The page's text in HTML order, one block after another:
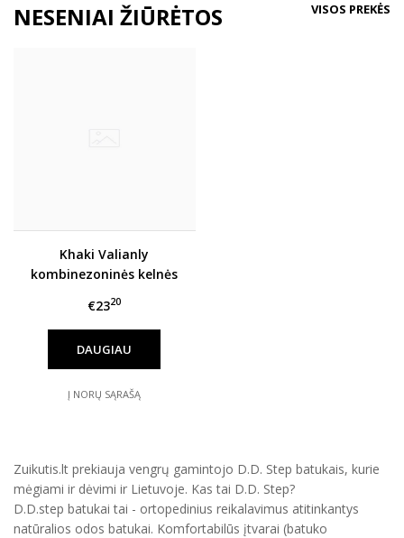
NESENIAI ŽIŪRĖTOS VISOS PREKĖS
Khaki Valianly
kombinezoninės kelnės
€2320
DAUGIAU
Į NORŲ SĄRAŠĄ
Zuikutis.lt prekiauja vengrų gamintojo D.D. Step batukais, kurie
mėgiami ir dėvimi ir Lietuvoje. Kas tai D.D. Step?
D.D.step batukai tai - ortopedinius reikalavimus atitinkantys
natūralios odos batukai. Komfortabilūs įtvarai (batuko